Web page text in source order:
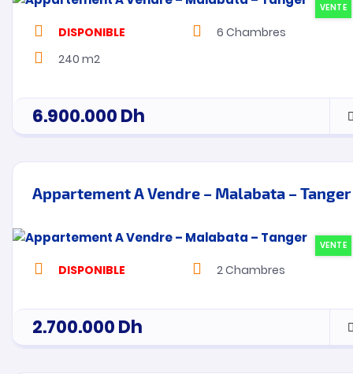
VENTE
DISPONIBLE 6 Chambres
240 m2
6.900.000Dh
Appartement A Vendre – Malabata – Tanger
VENTE
DISPONIBLE 2Chambres
2.700.000Dh